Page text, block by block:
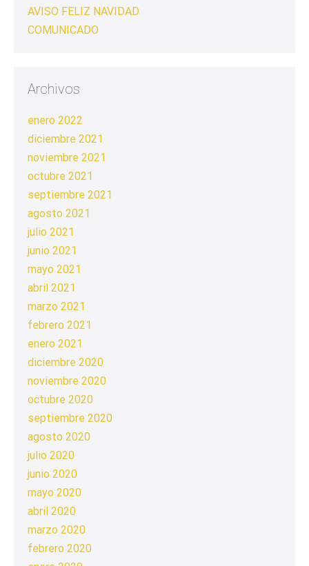
AVISO FELIZ NAVIDAD
COMUNICADO
Archivos
enero 2022
diciembre 2021
noviembre 2021
octubre 2021
septiembre 2021
agosto 2021
julio 2021
junio 2021
mayo 2021
abril 2021
marzo 2021
febrero 2021
enero 2021
diciembre 2020
noviembre 2020
octubre 2020
septiembre 2020
agosto 2020
julio 2020
junio 2020
mayo 2020
abril 2020
marzo 2020
febrero 2020